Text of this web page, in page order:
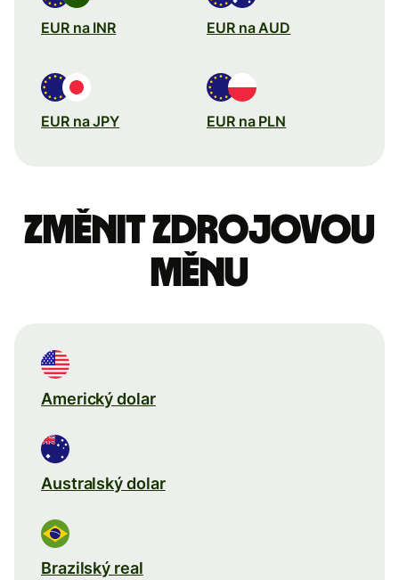
EUR na INR EUR na AUD
EUR na JPY EUR na PLN
Změnit zdrojovou
měnu
Americký dolar
Australský dolar
Brazilský real